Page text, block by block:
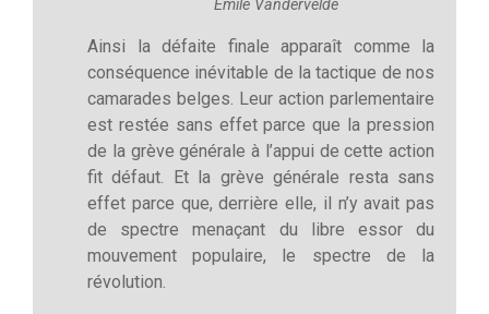
Emile Vandervelde
Ainsi la défaite finale apparaît comme la
conséquence inévitable de la tactique de nos
camarades belges. Leur action parlementaire
est restée sans effet parce que la pression
de la grève générale à l’appui de cette action
fit défaut. Et la grève générale resta sans
effet parce que, derrière elle, il n’y avait pas
de spectre menaçant du libre essor du
mouvement populaire, le spectre de la
révolution.